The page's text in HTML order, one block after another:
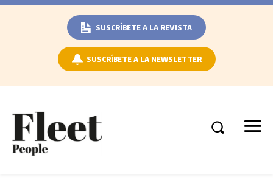
SUSCRÍBETE A LA REVISTA
SUSCRÍBETE A LA NEWSLETTER